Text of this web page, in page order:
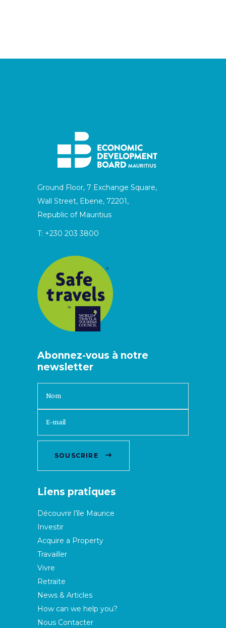
Ground Floor, 7 Exchange Square,
Wall Street, Ebene, 72201,
Republic of Mauritius
T: +230 203 3800
Abonnez-vous à notre
newsletter
SOUSCRIRE
Liens pratiques
Découvrir l’île Maurice
Investir
Acquire a Property
Travailler
Vivre
Retraite
News & Articles
How can we help you?
Nous Contacter